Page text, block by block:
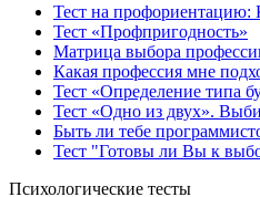
Тест на профориентацию:
Тест «Профпригодность»
Матрица выбора
Какая профессия мне
Тест «Определение типа
Тест «Одно из двух».
Быть ли тебе
Тест "Готовы ли Вы к
Психологические тесты